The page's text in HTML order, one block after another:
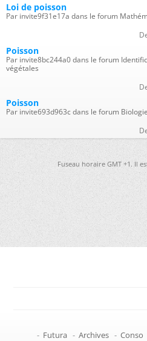
Loi de poisson
Par invite9f31e17a dans le forum
Poisson
Par invite8bc244a0 dans le forum
végétales
Poisson
Par invite693d963c dans le forum Biologie
Fuseau horaire GMT +1. Il
- Futura - Archives - Conso